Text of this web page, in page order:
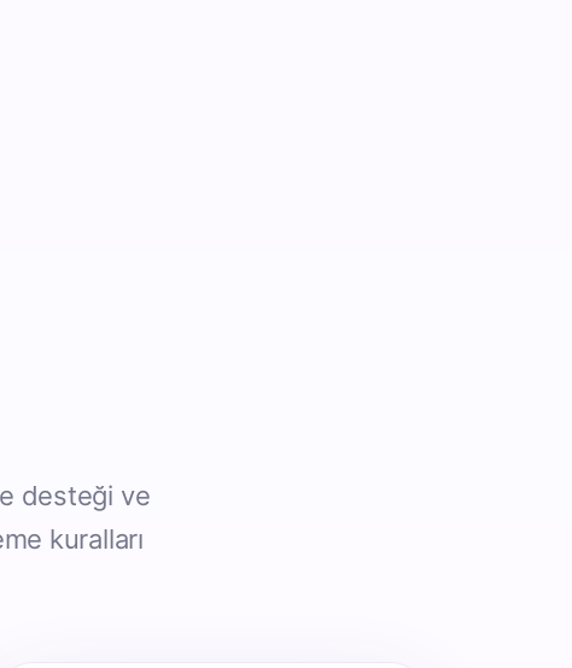
desteği ve
kuralları